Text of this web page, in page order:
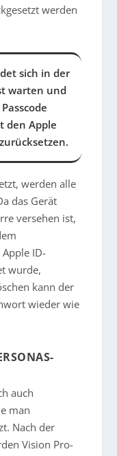
werden
sich in der
warten und
den Apple
werden alle
das Gerät
versehen ist,
ID-
wurde,
kann der
wieder wie
auch
man
Nach der
Vision Pro-